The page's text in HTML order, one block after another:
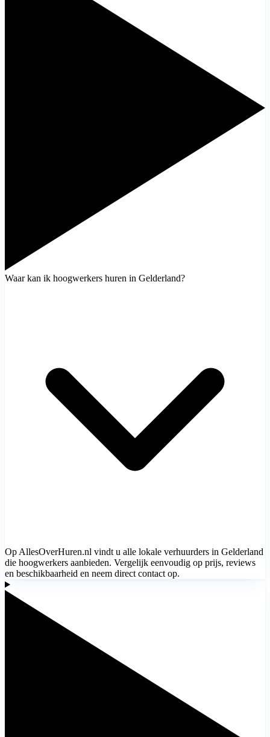
Waar kan ik hoogwerkers huren in Gelderland?
Op AllesOverHuren.nl vindt u alle lokale verhuurders in Gelderland
die hoogwerkers aanbieden. Vergelijk eenvoudig op prijs, reviews
en beschikbaarheid en neem direct contact op.